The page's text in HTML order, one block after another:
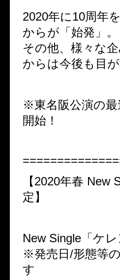
2020年に10周年
からが「始発」。
その他、様々な
からは今後も目が
※東名阪公演の
開始！
【2020年春 New
定】
New Single「ケレ
※発売日/形態等
す